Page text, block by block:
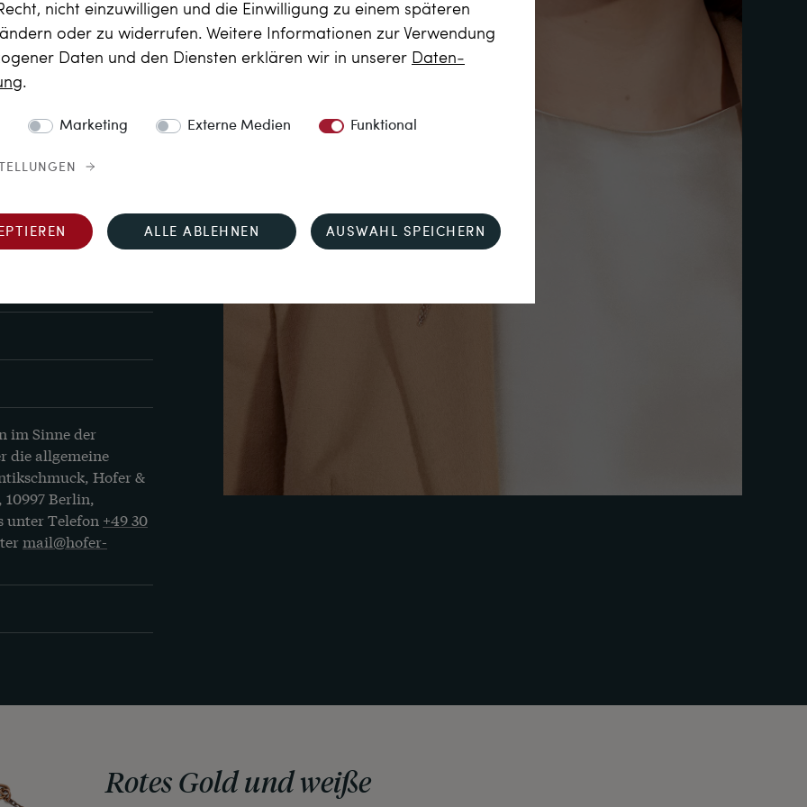
European Cut),
H) – Getöntes Weiß+
Karat
auf der Außenseite
im Sinne der
die allgemeine
Hofer &
10997 Berlin,
unter Telefon +49 30
mail@hofer-
Rotes Gold und weiße
nicht einzuwilligen und die Einwilligung zu einem späteren
oder zu widerrufen. Weitere Informationen zur Verwendung
Daten und den Diensten erklären wir in unserer Daten­
.
Marketing Externe Medien Funktional
ALLE ABLEHNEN AUSWAHL SPEICHERN